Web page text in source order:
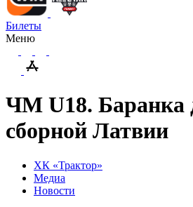
Билеты
Меню
ЧМ U18. Баранка
сборной Латвии
ХК «Трактор»
Медиа
Новости